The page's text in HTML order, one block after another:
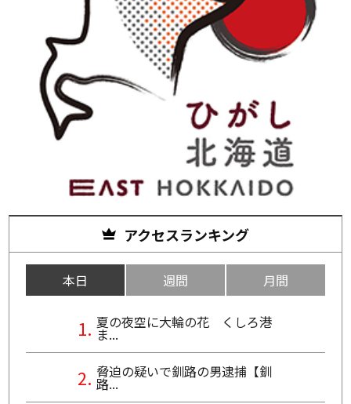
アクセスランキング
本日 週間 月間
夏の夜空に大輪の花 くしろ港
ま...
脅迫の疑いで釧路の男逮捕【釧
路...